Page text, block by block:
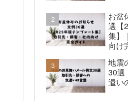
お盆
選【
集】
向け
地震
30選
遣い